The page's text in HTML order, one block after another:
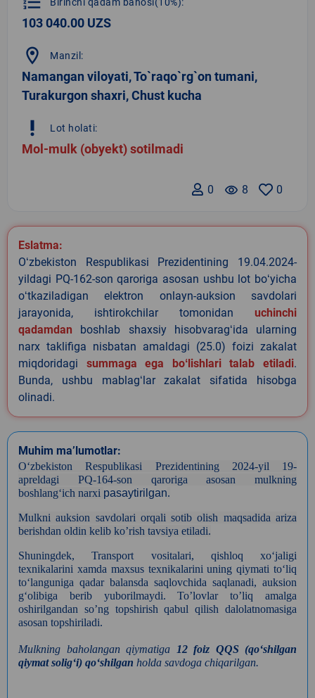
103 040.00 UZS
location_on Manzil:
Namangan viloyati, To`raqo`rg`on tumani,
Turakurgon shaxri, Chust kucha
priority_high Lot holati:
Mol-mulk (obyekt) sotilmadi
0
remove_red_eye 8
0
Eslatma:
Oʻzbekiston Respublikasi Prezidentining 19.04.2024-
yildagi PQ-162-son qaroriga asosan ushbu lot boʻyicha
oʻtkaziladigan elektron onlayn-auksion savdolari
jarayonida, ishtirokchilar tomonidan uchinchi
qadamdan boshlab shaxsiy hisobvaragʻida ularning
narx taklifiga nisbatan amaldagi (25.0) foizi zakalat
miqdoridagi summaga ega boʻlishlari talab etiladi.
Bunda, ushbu mablagʻlar zakalat sifatida hisobga
olinadi.
Muhim ma’lumotlar:
Oʻzbekiston Respublikasi Prezidentining 2024-yil 19-
apreldagi PQ-164-son qaroriga asosan mulkning
boshlangʻich narxi pasaytirilgan.
Mulkni auksion savdolari orqali sotib olish maqsadida ariza
berishdan oldin kelib ko’rish tavsiya etiladi.
Shuningdek, Transport vositalari, qishloq xo‘jaligi
texnikalarini xamda maxsus texnikalarini uning qiymati to‘liq
to‘languniga qadar balansda saqlovchida saqlanadi, auksion
g‘olibiga berib yuborilmaydi. To’lovlar to’liq amalga
oshirilgandan so’ng topshirish qabul qilish dalolatnomasiga
asosan topshiriladi.
Mulkning baholangan qiymatiga
12 foiz QQS (qoʻshilgan
qiymat soligʻi) qoʻshilgan holda savdoga chiqarilgan.